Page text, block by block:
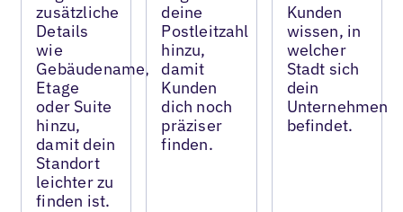
zusätzliche
Details
wie
Gebäudename,
Etage
oder Suite
hinzu,
damit dein
Standort
leichter zu
finden ist.
deine
Postleitzahl
hinzu,
damit
Kunden
dich noch
präziser
finden.
Kunden
wissen, in
welcher
Stadt sich
dein
Unternehmen
befindet.